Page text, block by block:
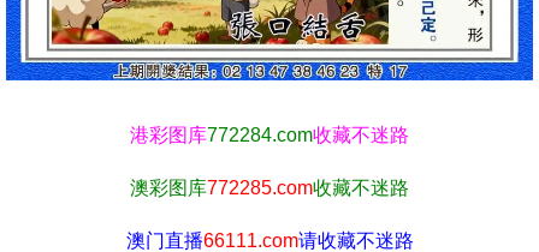
港彩图库772284.com收藏不迷路
澳彩图库772285.com收藏不迷路
澳门直播66111.com请收藏不迷路